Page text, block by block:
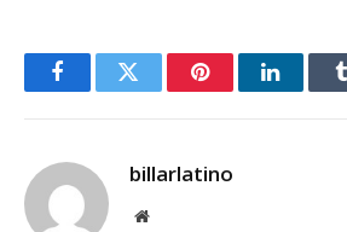
FacebookTwitter Pinterest
billarlatino
Website